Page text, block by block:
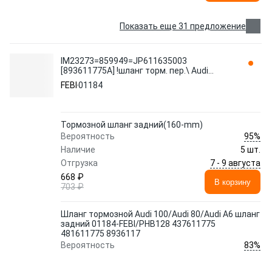
Показать еще 31 предложение
IM23273=859949=JP611635003
[893611775A] !шланг торм. пер.\ Audi
80/90,VW Golf/Passat 80>L=160 01184
FEBI
FEBI 01184
Тормозной шланг задний(160-mm)
Вероятность
95%
Наличие
5 шт.
Отгрузка
7 - 9 августа
668 ₽
703 ₽
В корзину
Шланг тормозной Audi 100/Audi 80/Audi A6 шланг
задний 01184-FEBI/PHB128 437611775
481611775 8936117
Вероятность
83%